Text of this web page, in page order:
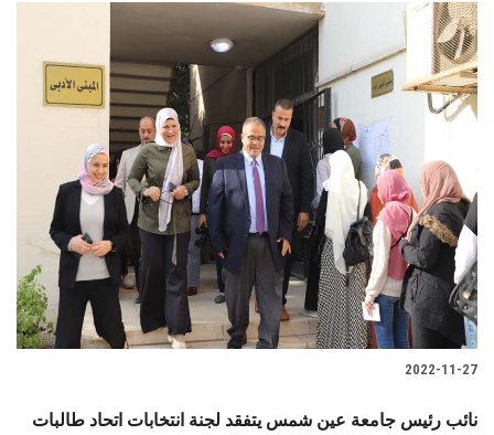
2022-11-27
نائب رئيس جامعة عين شمس يتفقد لجنة انتخابات اتحاد طالبات